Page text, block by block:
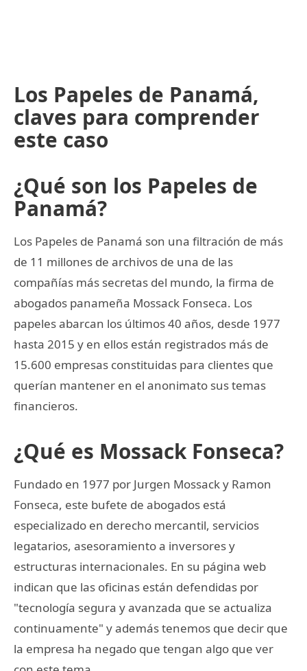
Los Papeles de Panamá,
claves para comprender
este caso
¿Qué son los Papeles de
Panamá?
Los Papeles de Panamá son una filtración de más
de 11 millones de archivos de una de las
compañías más secretas del mundo, la firma de
abogados panameña Mossack Fonseca. Los
papeles abarcan los últimos 40 años, desde 1977
hasta 2015 y en ellos están registrados más de
15.600 empresas constituidas para clientes que
querían mantener en el anonimato sus temas
financieros.
¿Qué es Mossack Fonseca?
Fundado en 1977 por Jurgen Mossack y Ramon
Fonseca, este bufete de abogados está
especializado en derecho mercantil, servicios
legatarios, asesoramiento a inversores y
estructuras internacionales. En su página web
indican que las oficinas están defendidas por
"tecnología segura y avanzada que se actualiza
continuamente" y además tenemos que decir que
la empresa ha negado que tengan algo que ver